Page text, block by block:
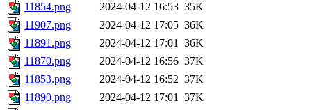
11854.png
2024-04-12 16:53 35K
11907.png
2024-04-12 17:05 36K
11891.png
2024-04-12 17:01 36K
11870.png
2024-04-12 16:56 37K
11853.png
2024-04-12 16:52 37K
11890.png
2024-04-12 17:01 37K